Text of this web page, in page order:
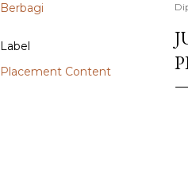
Berbagi
Label
Placement Content